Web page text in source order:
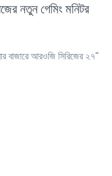
নতুন গেমিং মনিটর
বাজারে আরওজি সিরিজের ২৭”